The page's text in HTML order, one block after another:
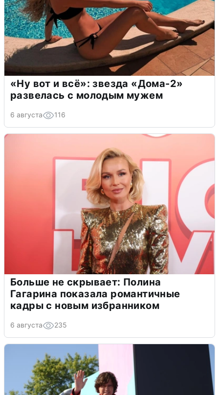
«Ну вот и всё»: звезда «Дома-2»
развелась с молодым мужем
6 августа 116
Больше не скрывает: Полина
Гагарина показала романтичные
кадры с новым избранником
6 августа 235